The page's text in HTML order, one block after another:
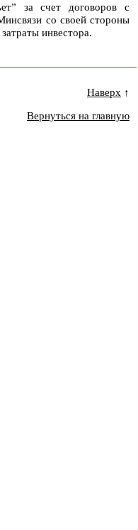
за счет договоров с
со своей стороны
инвестора.
Наверх ↑
Вернуться на главную